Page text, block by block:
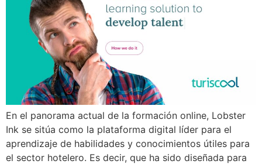
En el panorama actual de la formación online, Lobster
Ink se sitúa como la plataforma digital líder para el
aprendizaje de habilidades y conocimientos útiles para
el sector hotelero. Es decir, que ha sido diseñada para